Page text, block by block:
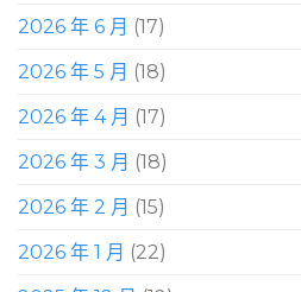
2026 年 6 月 (17)
2026 年 5 月 (18)
2026 年 4 月 (17)
2026 年 3 月 (18)
2026 年 2 月 (15)
2026 年 1 月 (22)